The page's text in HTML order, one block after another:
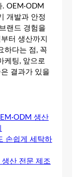
OEM·ODM
개발과 안정
랜드 경험을
터 생산까지
하다는 점, 꼭
케팅, 앞으로
결과가 있을
생산
손쉽게 세탁하
산 전문 제조